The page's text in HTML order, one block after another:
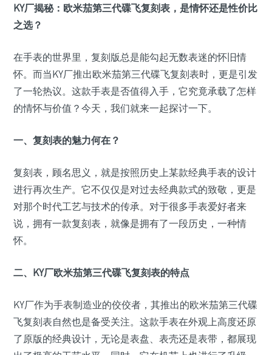
KY厂揭秘：欧米茄第三代碟飞复刻表，是情怀还是性价比
之选？
在手表的世界里，复刻版总是能勾起无数表迷的怀旧情
怀。而当KY厂推出欧米茄第三代碟飞复刻表时，更是引发
了一轮热议。这款手表是否值得入手，它究竟承载了怎样
的情怀与价值？今天，我们就来一起探讨一下。
一、复刻表的魅力何在？
复刻表，顾名思义，就是按照历史上某款经典手表的设计
进行再次生产。它不仅仅是对过去经典款式的致敬，更是
对那个时代工艺与技术的传承。对于很多手表爱好者来
说，拥有一款复刻表，就像是拥有了一段历史，一种情
怀。
二、KY厂欧米茄第三代碟飞复刻表的特点
KY厂作为手表制造业的佼佼者，其推出的欧米茄第三代碟
飞复刻表自然也是备受关注。这款手表在外观上高度还原
了原版的经典设计，无论是表盘、表壳还是表带，都展现